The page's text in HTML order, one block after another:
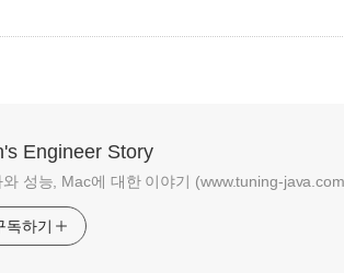
Engineer Story
와 성능, Mac에 대한 이야기 (www.tuning-
독하기